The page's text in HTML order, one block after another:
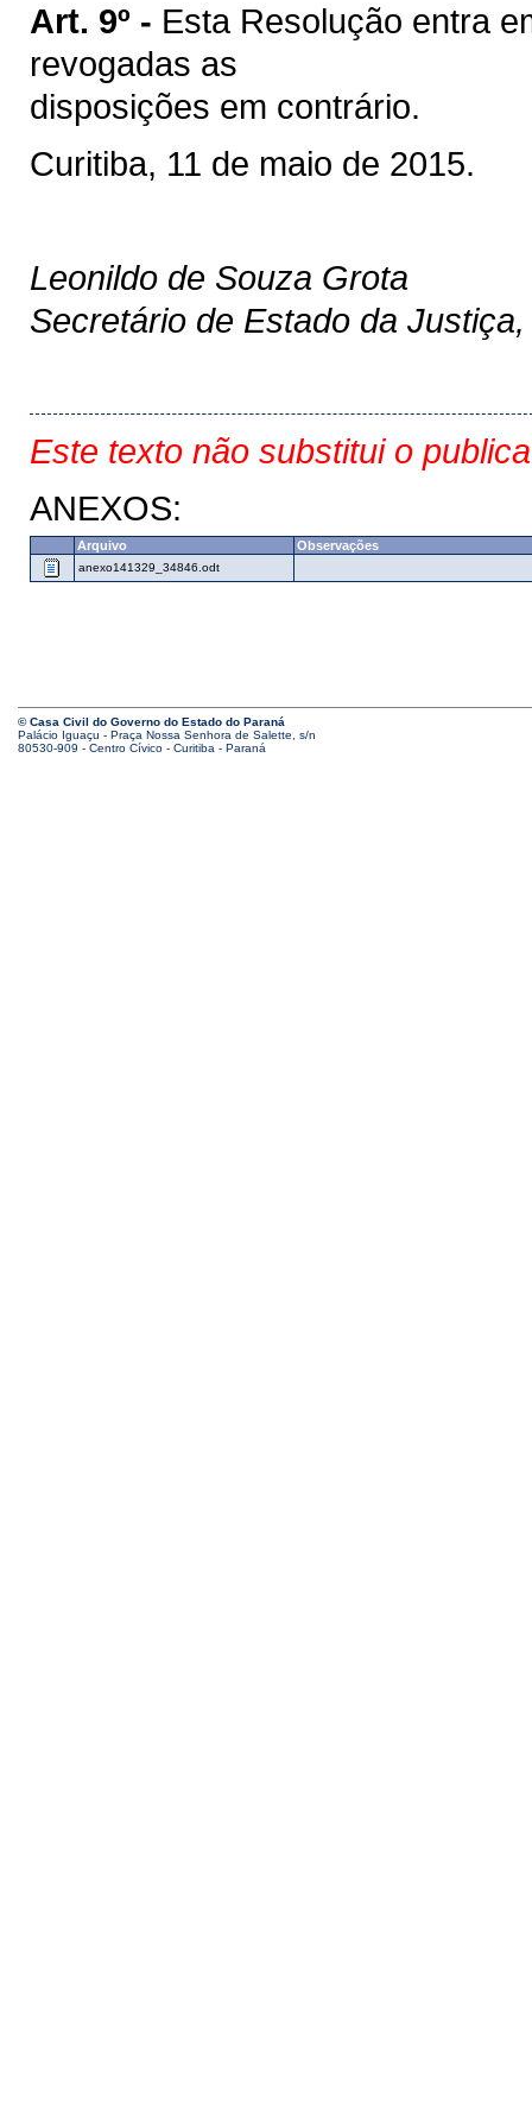
Art. 9º - Esta Resolução entra
revogadas as
disposições em contrário.
Curitiba, 11 de maio de 2015.
Leonildo de Souza Grota
Secretário de Estado da
Este texto não substitui o
ANEXOS:
Arquivo Observações
anexo141329_34846.odt
© Casa Civil do Governo do Estado do Paraná
Palácio Iguaçu - Praça Nossa Senhora de Salette, s/n
80530-909 - Centro Cívico - Curitiba - Paraná